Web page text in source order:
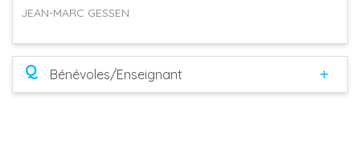
JEAN-MARC GESSEN
Q Bénévoles/Enseignant